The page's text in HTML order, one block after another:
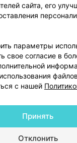
Вакансии
Партнеры
руководителю
настройки
персональных
сайта, его
параметры
свое согласие в
с нашей
Отклонить
Принять